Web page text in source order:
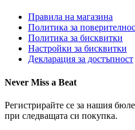
Правила на магазина
Политика за
Политика за бисквитки
Настройки за бисквитки
Декларация за достъпност
Never Miss a Beat
Регистрирайте се за нашия
при следващата си покупка.